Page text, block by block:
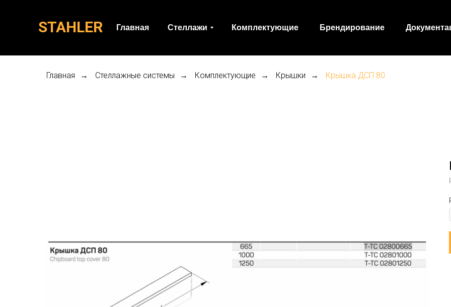
STAHLER Главная Стеллажи Комплектующие Брендирование
Главная → Стеллажные системы → Комплектующие → Крышки → Крышка ДСП 80